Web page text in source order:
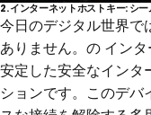
2.インターネットホストキー: シ
今日のデジタル世界で
ありません。の イン
安定した安全なインタ
ションです。このデ